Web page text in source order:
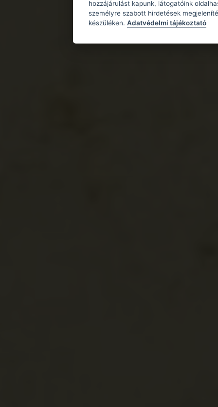
hozzájárulást kapunk, látogatóink
személyre szabott hirdetések
készüléken. Adatvédelmi tájékoztató